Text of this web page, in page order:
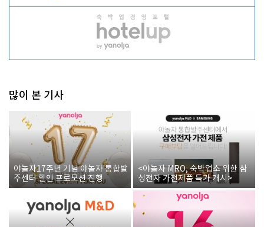
많이 본 기사
야놀자17주년 기념 야놀자 통합발
주센터 할인 프로모션 진행
<야놀자 MRO, 숙박업소 위한 삼
성전자 가전제품 특가 개시>